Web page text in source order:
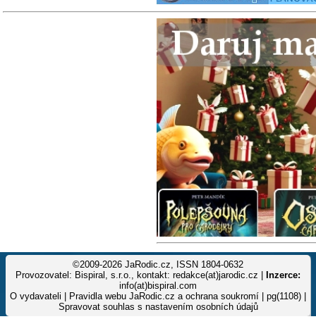
©2009-2026 JaRodic.cz, ISSN 1804-0632
Provozovatel: Bispiral, s.r.o., kontakt: redakce(at)jarodic.cz |
Inzerce:
info(at)bispiral.com
O vydavateli
Pravidla webu JaRodic.cz a ochrana soukromí | pg(1108) |
Spravovat souhlas s nastavením osobních údajů